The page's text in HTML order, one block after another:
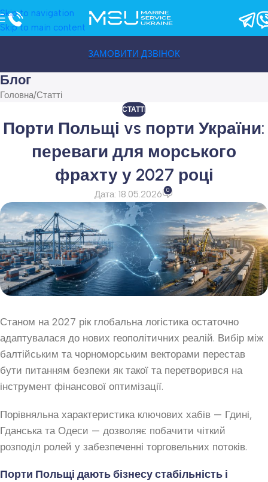
Skip to navigation
Skip to main content
ЗАМОВИТИ ДЗВІНОК
Блог
Головна Статті
СТАТТІ
Порти Польщі vs порти України:
переваги для морського
фрахту у 2027 році
Дата: 18.05.2026 0
Станом на 2027 рік глобальна логістика остаточно
адаптувалася до нових геополітичних реалій. Вибір між
балтійським та чорноморським векторами перестав
бути питанням безпеки як такої та перетворився на
інструмент фінансової оптимізації.
Порівняльна характеристика ключових хабів — Гдині,
Гданська та Одеси — дозволяє побачити чіткий
розподіл ролей у забезпеченні торговельних потоків.
Порти Польщі дають бізнесу стабільність і